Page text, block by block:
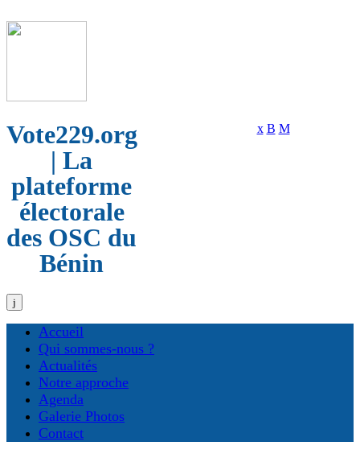
Vote229.org
| La
plateforme
électorale
des OSC du
Bénin
Accueil
Qui sommes-nous ?
Actualités
Notre approche
Agenda
Galerie Photos
Contact